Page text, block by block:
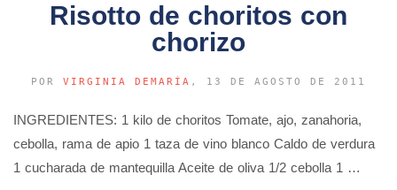
Risotto de choritos con
chorizo
POR VIRGINIA DEMARÍA , 13 DE AGOSTO DE 2011
INGREDIENTES: 1 kilo de choritos Tomate, ajo, zanahoria,
cebolla, rama de apio 1 taza de vino blanco Caldo de verdura
1 cucharada de mantequilla Aceite de oliva 1/2 cebolla 1 …